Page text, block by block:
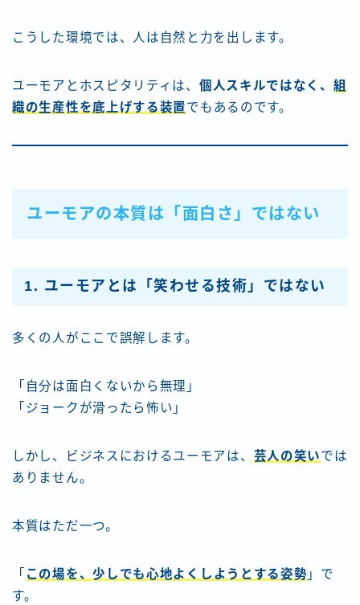
こうした環境では、人は自然と力を出します。
ユーモアとホスピタリティは、 個人スキルではなく、 組
織の生産性を底上げする装置でもあるのです。
ユーモアの本質は「面白さ」ではない
1. ユーモアとは「笑わせる技術」ではない
多くの人がここで誤解します。
「自分は面白くないから無理」
「ジョークが滑ったら怖い」
しかし、ビジネスにおけるユーモアは、 芸人の笑いでは
ありません。
本質はただ一つ。
「 この場を、少しでも心地よくしようとする姿勢 」で
す。